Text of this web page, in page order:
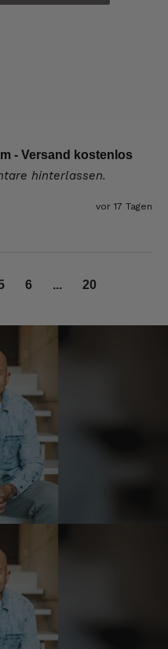
- Versand kostenlos
hinterlassen.
vor 17 Tagen
6 ... 20
👍
und kernig
ich habe schon
gut. Geschmack und
habe schon vieles
bestellt.
leider ist der Versand
GLS unterirdisch. Bitte
auch wenn die
höher sein sollten.